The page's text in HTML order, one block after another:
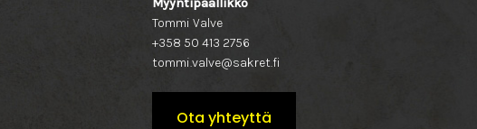
Myyntipäällikkö
Tommi Valve
+358 50 413 2756
tommi.valve@sakret.fi
Ota yhteyttä